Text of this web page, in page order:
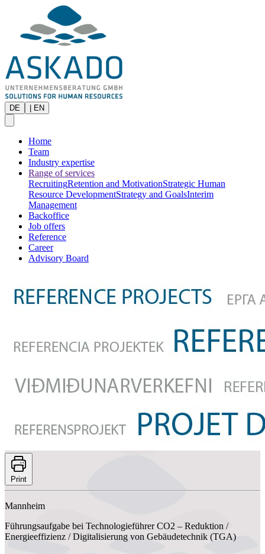
DE EN
Home
Team
Industry expertise
Range of services
RecruitingRetention and MotivationStrategic Human
Resource DevelopmentStrategy and GoalsInterim
Management
Backoffice
Job offers
Reference
Career
Advisory Board
Print
Mannheim
Führungsaufgabe bei Technologieführer CO2 – Reduktion /
Energieeffizienz / Digitalisierung von Gebäudetechnik (TGA)